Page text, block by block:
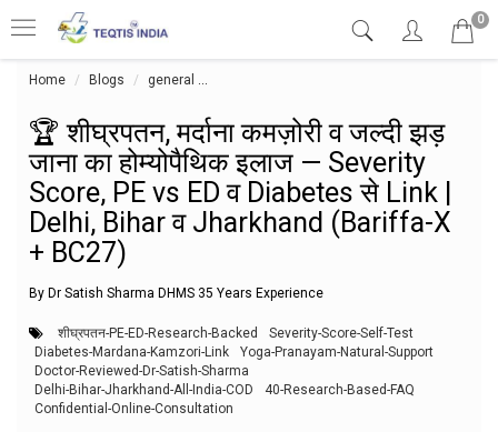
0
Home Blogs general
🏆 शीघ्रपतन, मर्दाना कमज़ोरी व जल्दी झड़
जाना का होम्योपैथिक इलाज — Severity
Score, PE vs ED व Diabetes से Link |
Delhi, Bihar व Jharkhand (Bariffa-X
+ BC27)
By Dr Satish Sharma DHMS 35 Years Experience
शीघ्रपतन-PE-ED-Research-Backed
Severity-Score-Self-Test
Diabetes-Mardana-Kamzori-Link
Yoga-Pranayam-Natural-Support
Doctor-Reviewed-Dr-Satish-Sharma
Delhi-Bihar-Jharkhand-All-India-COD
40-Research-Based-FAQ
Confidential-Online-Consultation